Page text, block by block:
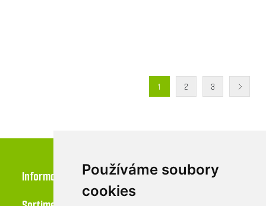
Používáme soubory
cookies
1 2 3
Informace